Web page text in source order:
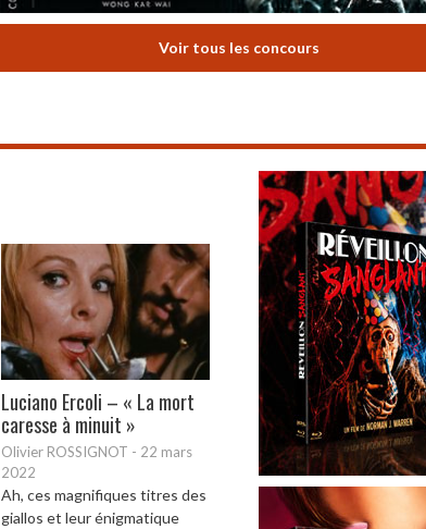
Voir tous les concours
Luciano Ercoli – « La mort
caresse à minuit »
Olivier ROSSIGNOT - 22 mars
2022
Ah, ces magnifiques titres des
giallos et leur énigmatique